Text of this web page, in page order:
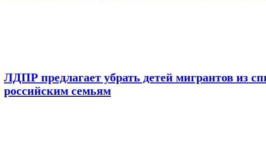
ЛДПР предлагает убрать детей мигрантов из
российским семьям